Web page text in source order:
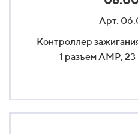
Арт.
Контроллер
1 разъем AMP,